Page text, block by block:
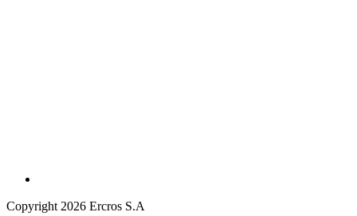
Copyright 2026 Ercros S.A